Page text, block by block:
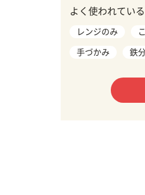
よく使われてい
レンジのみ
手づかみ 鉄